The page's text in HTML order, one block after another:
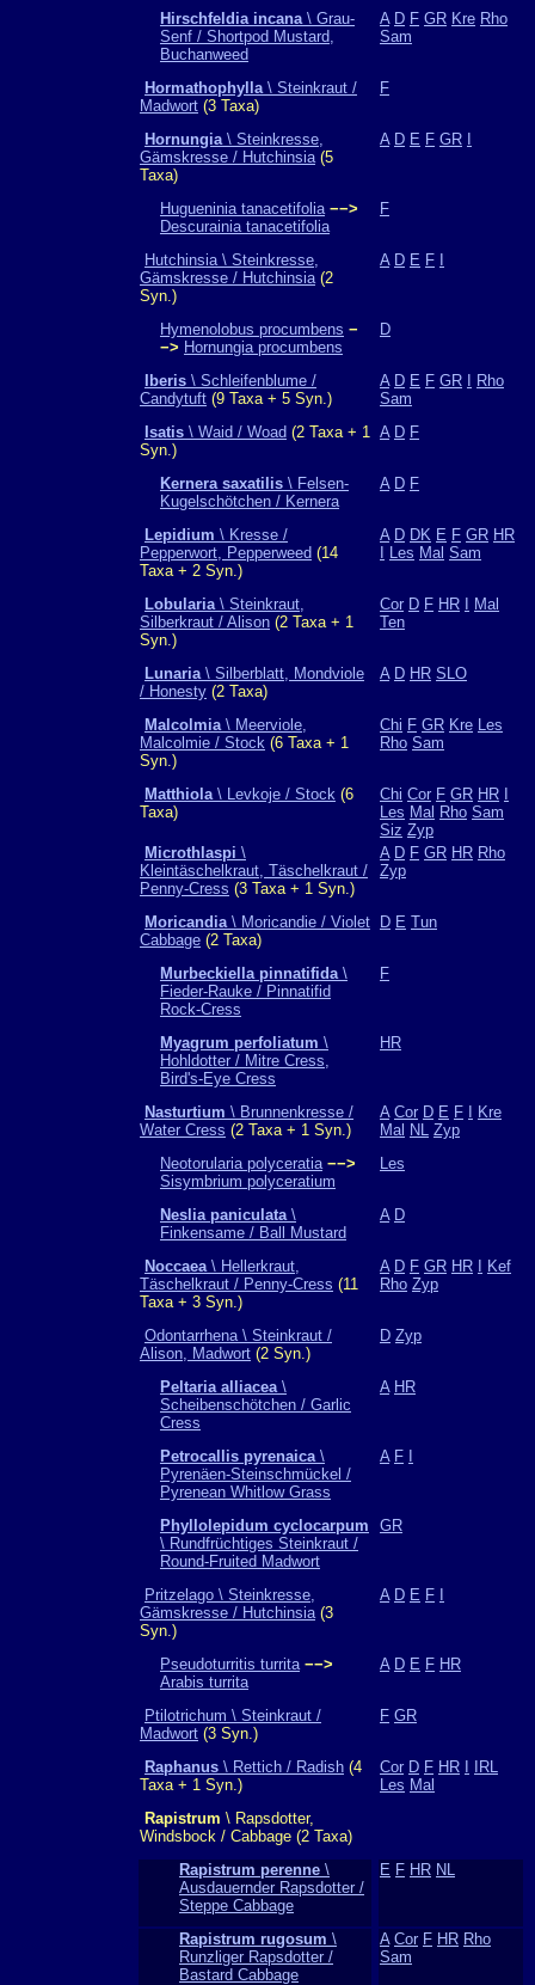
Hirschfeldia incana\ Grau-
Senf / Shortpod Mustard,
Buchanweed
A D F GR Kre Rho
Sam
Hormathophylla\ Steinkraut /
Madwort (3 Taxa)
F
Hornungia\ Steinkresse,
Gämskresse / Hutchinsia(5
Taxa)
A D E F GR
Hugueninia tanacetifolia −−>
Descurainia tanacetifolia
F
Hutchinsia \ Steinkresse,
Gämskresse / Hutchinsia(2
Syn.)
A D E F
Hymenolobus procumbens −
−> Hornungia procumbens
D
Iberis \ Schleifenblume /
Candytuft (9 Taxa + 5 Syn.)
A D E F GR
Rho
Sam
Isatis \ Waid / Woad (2 Taxa + 1
Syn.)
A D F
Kernera saxatilis \ Felsen-
Kugelschötchen / Kernera
A D F
Lepidium \ Kresse /
Pepperwort, Pepperweed (14
Taxa + 2 Syn.)
A D DK E F GR HR
Les Mal Sam
Lobularia\ Steinkraut,
Silberkraut / Alison (2 Taxa + 1
Syn.)
Cor D F HR
Mal
Ten
Lunaria\ Silberblatt, Mondviole
/ Honesty (2 Taxa)
A D HR SLO
Malcolmia\ Meerviole,
Malcolmie / Stock (6 Taxa + 1
Syn.)
Chi F GR Kre Les
Rho Sam
Matthiola\ Levkoje / Stock (6
Taxa)
Chi Cor F GR HR
Les Mal Rho Sam
Siz Zyp
Microthlaspi \
Kleintäschelkraut, Täschelkraut /
Penny-Cress (3 Taxa + 1 Syn.)
A D F GR HR Rho
Zyp
Moricandia\ Moricandie / Violet
Cabbage (2 Taxa)
D E Tun
Murbeckiella pinnatifida\
Fieder-Rauke / Pinnatifid
Rock-Cress
F
Myagrum perfoliatum \
Hohldotter / Mitre Cress,
Bird's-Eye Cress
HR
Nasturtium \ Brunnenkresse /
Water Cress (2 Taxa + 1 Syn.)
A Cor D E F
Kre
Mal NL Zyp
Neotorularia polyceratia −−>
Sisymbrium polyceratium
Les
Neslia paniculata\
Finkensame / Ball Mustard
A D
Noccaea\ Hellerkraut,
Täschelkraut / Penny-Cress (11
Taxa + 3 Syn.)
A D F GR HR
Kef
Rho Zyp
Odontarrhena \ Steinkraut /
Alison, Madwort (2 Syn.)
D Zyp
Peltaria alliacea\
Scheibenschötchen / Garlic
Cress
A HR
Petrocallis pyrenaica\
Pyrenäen-Steinschmückel /
Pyrenean Whitlow Grass
A F
Phyllolepidum cyclocarpum
\ Rundfrüchtiges Steinkraut /
Round-Fruited Madwort
GR
Pritzelago \ Steinkresse,
Gämskresse / Hutchinsia(3
Syn.)
A D E F
Pseudoturritis turrita −−>
Arabis turrita
A D E F HR
Ptilotrichum \ Steinkraut /
Madwort (3 Syn.)
F GR
Raphanus \ Rettich / Radish (4
Taxa + 1 Syn.)
Cor D F HR
IRL
Les Mal
Rapistrum \ Rapsdotter,
Windsbock / Cabbage (2 Taxa)
Rapistrum perenne \
Ausdauernder Rapsdotter /
Steppe Cabbage
E F HR NL
Rapistrum rugosum \
Runzliger Rapsdotter /
Bastard Cabbage
A Cor F HR Rho
Sam